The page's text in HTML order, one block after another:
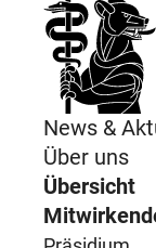
News &
Über uns
Übersicht